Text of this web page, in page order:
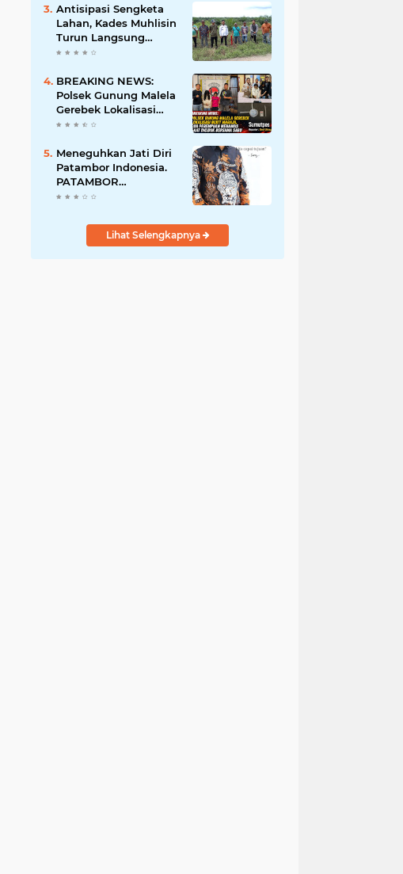
Pastikan Proses
Hukum Berjalan
Antisipasi Sengketa
Lahan, Kades Muhlisin
Turun Langsung
Tinjau Batas Wilayah
Diserobot PT Jatim
Jaya Perkasa
BREAKING NEWS:
Polsek Gunung Malela
Gerebek Lokalisasi
Bukit Maraja, Dua
Saat Diciduk Bersama
Sabu
Meneguhkan Jati Diri
Patambor Indonesia.
PATAMBOR
INDONESIA Akan
Jakarta.
Lihat Selengkapnya